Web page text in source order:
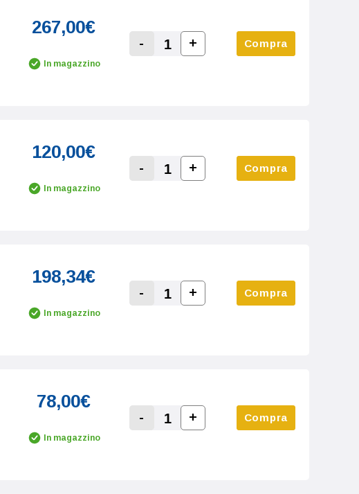
267,00€
In magazzino Decrease Quantity:
-
Increase Quantity:
+ Compra
120,00€
In magazzino Decrease Quantity:
-
Increase Quantity:
+ Compra
198,34€
In magazzino Decrease Quantity:
-
Increase Quantity:
+ Compra
78,00€
In magazzino Decrease Quantity:
-
Increase Quantity:
+ Compra